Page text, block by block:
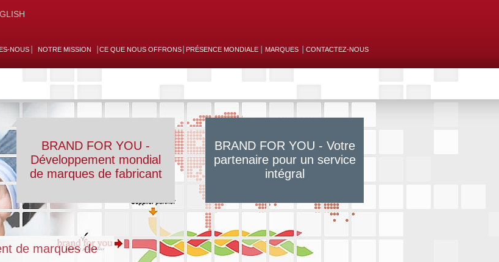
NOUS NOTRE MISSION CE QUE NOUS OFFRONS PRÉSENCE MONDIALE MARQUES CONTACTEZ-NOUS
de marques de
BRAND FOR YOU -
Développement mondial
de marques de fabricant
BRAND FOR YOU - Votre
partenaire pour un service
intégral